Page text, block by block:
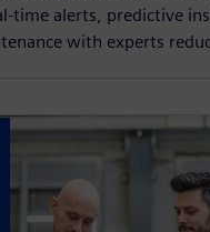
time alerts, predictive
with experts